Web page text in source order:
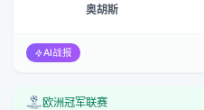
奥胡斯
AI战报
欧洲冠军联赛